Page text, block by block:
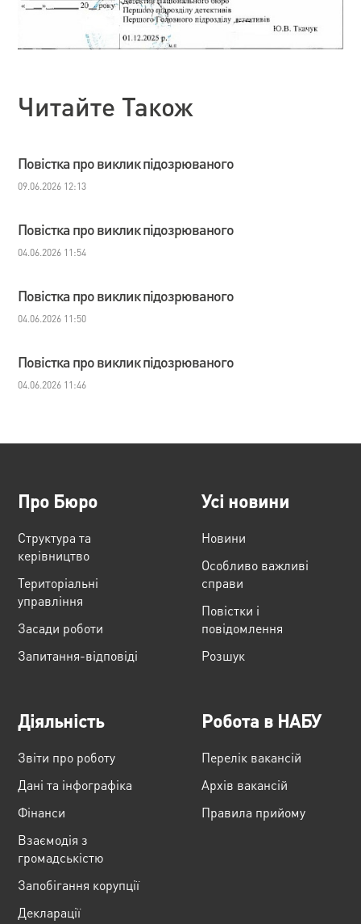
Читайте Також
Повістка про виклик підозрюваного
09.06.2026 12:13
Повістка про виклик підозрюваного
04.06.2026 11:54
Повістка про виклик підозрюваного
04.06.2026 11:50
Повістка про виклик підозрюваного
04.06.2026 11:46
Про Бюро
Структура та
керівництво
Територіальні
управління
Засади роботи
Запитання-відповіді
Усі новини
Новини
Особливо важливі
справи
Повістки і
повідомлення
Розшук
Діяльність
Звіти про роботу
Дані та інфографіка
Фінанси
Взаємодія з
громадськістю
Запобігання корупції
Декларації
Робота в НАБУ
Перелік вакансій
Архів вакансій
Правила прийому